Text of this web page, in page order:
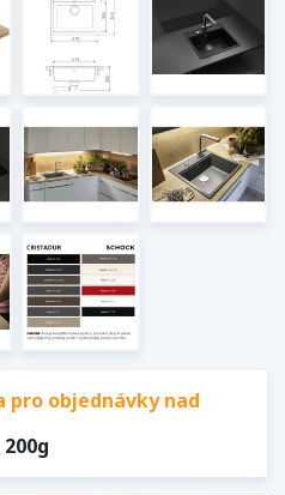
pro objednávky nad